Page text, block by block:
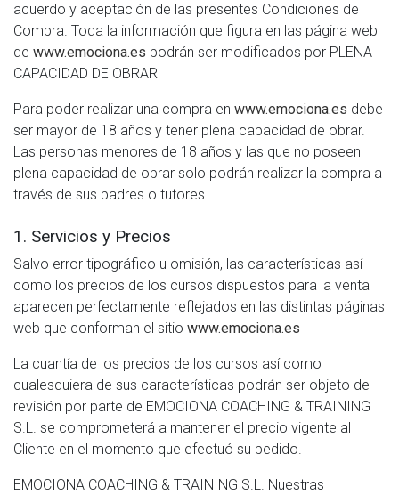
acuerdo y aceptación de las presentes Condiciones de
Compra. Toda la información que figura en las página web
de www.emociona.es podrán ser modificados por PLENA
CAPACIDAD DE OBRAR
Para poder realizar una compra en www.emociona.es debe
ser mayor de 18 años y tener plena capacidad de obrar.
Las personas menores de 18 años y las que no poseen
plena capacidad de obrar solo podrán realizar la compra a
través de sus padres o tutores.
1. Servicios y Precios
Salvo error tipográfico u omisión, las características así
como los precios de los cursos dispuestos para la venta
aparecen perfectamente reflejados en las distintas páginas
web que conforman el sitio www.emociona.es
La cuantía de los precios de los cursos así como
cualesquiera de sus características podrán ser objeto de
revisión por parte de EMOCIONA COACHING & TRAINING
S.L. se comprometerá a mantener el precio vigente al
Cliente en el momento que efectuó su pedido.
EMOCIONA COACHING & TRAINING S.L. Nuestras